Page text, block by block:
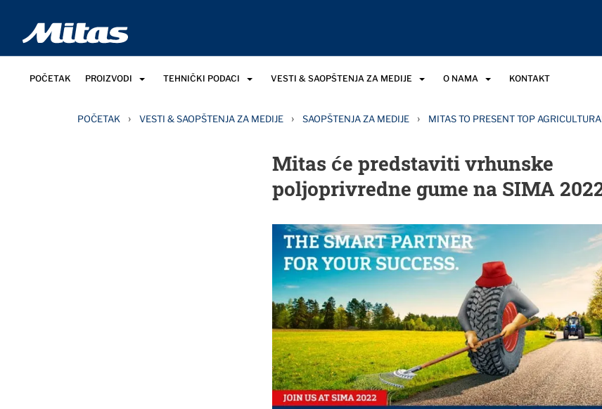
POČETAK PROIZVODI TEHNIČKI PODACI VESTI & SAOPŠTENJA ZA MEDIJE O NAMA KONTAKT
POČETAK › VESTI & SAOPŠTENJA ZA MEDIJE › SAOPŠTENJA ZA MEDIJE › MITAS TO PRESENT TOP
Mitas će predstaviti vrhunske
poljoprivredne gume na SIMA